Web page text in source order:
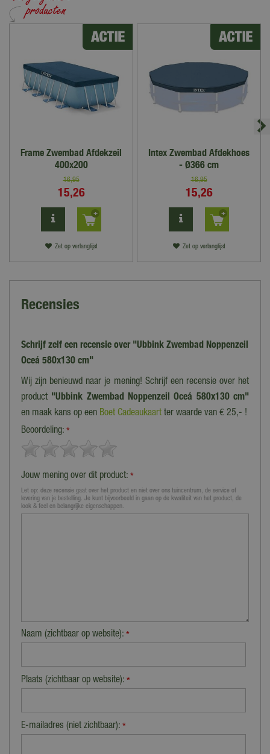
Frame Zwembad Afdekzeil
400x200
16,95
15,26
Zet op verlanglijst
Intex Zwembad Afdekhoes
- Ø366 cm
16,95
15,26
Zet op verlanglijst
Recensies
Schrijf zelf een recensie over "Ubbink Zwembad Noppenzeil
Oceá 580x130 cm"
Wij zijn benieuwd naar je mening! Schrijf een recensie over het
product "Ubbink Zwembad Noppenzeil Oceá 580x130 cm"
en maak kans op een Boet Cadeaukaart ter waarde van € 25,- !
Beoordeling: *
Jouw mening over dit product: *
Let op: deze recensie gaat over het product en niet over ons tuincentrum, de service of
levering van je bestelling. Je kunt bijvoorbeeld in gaan op de kwaliteit van het product, de
look & feel en belangrijke eigenschappen.
Naam (zichtbaar op website): *
Plaats (zichtbaar op website): *
E-mailadres (niet zichtbaar): *